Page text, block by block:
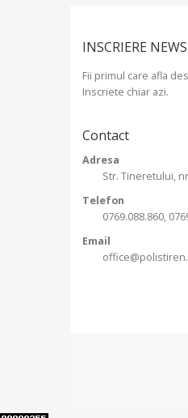
INSCRIERE
Fii primul care afla
Inscriete chiar azi.
Contact
Adresa
Str. Tineretului,
Telefon
0769.088.860,
Email